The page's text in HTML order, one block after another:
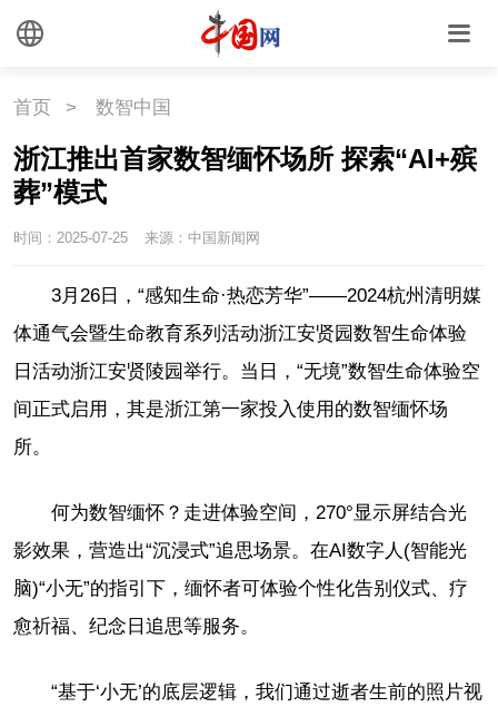
首页 > 数智中国
浙江推出首家数智缅怀场所 探索“AI+殡
葬”模式
时间：2025-07-25 来源：中国新闻网
3月26日，“感知生命·热恋芳华”——2024杭州清明媒
体通气会暨生命教育系列活动浙江安贤园数智生命体验
日活动浙江安贤陵园举行。当日，“无境”数智生命体验空
间正式启用，其是浙江第一家投入使用的数智缅怀场
所。
何为数智缅怀？走进体验空间，270°显示屏结合光
影效果，营造出“沉浸式”追思场景。在AI数字人(智能光
脑)“小无”的指引下，缅怀者可体验个性化告别仪式、疗
愈祈福、纪念日追思等服务。
“基于‘小无’的底层逻辑，我们通过逝者生前的照片视